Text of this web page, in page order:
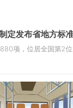
定发布省地方标
项，位居全国第2位